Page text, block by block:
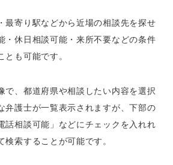
最寄り駅などから近場の相談先を探せ
・休日相談可能・来所不要などの条件
とも可能です。
で、都道府県や相談したい内容を選択
弁護士が一覧表示されますが、下部の
話相談可能」などにチェックを入れれ
検索することが可能です。